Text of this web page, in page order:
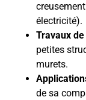
électricité).
Travaux
petites
murets.
de sa